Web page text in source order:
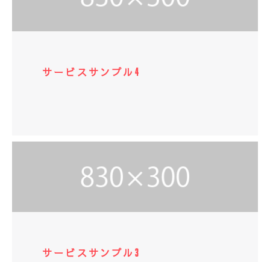
サービスサンプル4
サービスサンプル3